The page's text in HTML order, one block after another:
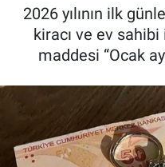
2026 yılının ilk
kiracı ve ev
maddesi “Ocak